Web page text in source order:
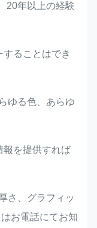
20年以上の経験
ることはでき
ゆる色、あらゆ
報を提供すれば
さ、グラフィッ
お電話にてお知